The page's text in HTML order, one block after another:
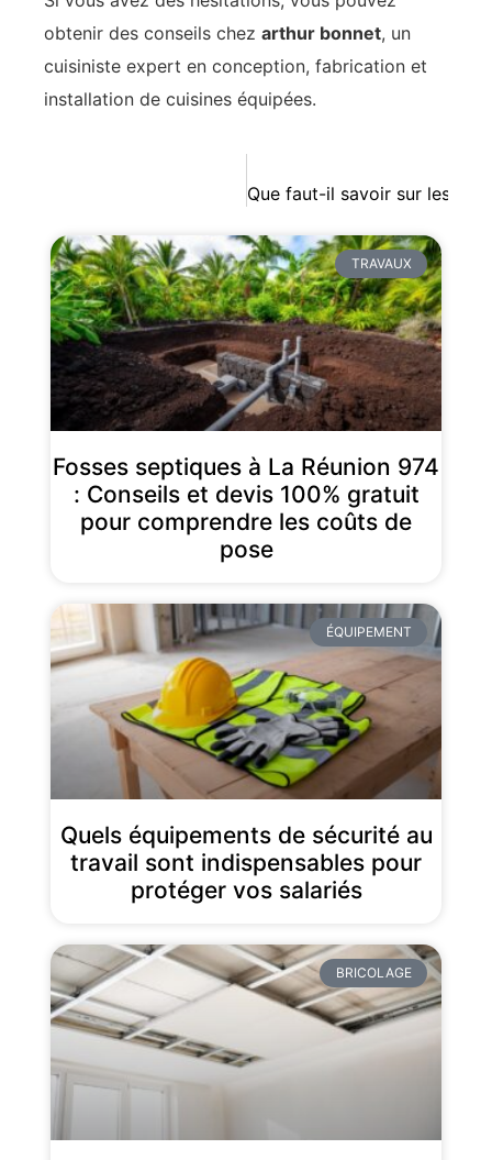
obtenir des conseils chez arthur bonnet, un
cuisiniste expert en conception, fabrication et
installation de cuisines équipées.
Que faut-il savoir sur les
TRAVAUX
Fosses septiques à La Réunion 974
: Conseils et devis 100% gratuit
pour comprendre les coûts de
pose
ÉQUIPEMENT
Quels équipements de sécurité au
travail sont indispensables pour
protéger vos salariés
BRICOLAGE